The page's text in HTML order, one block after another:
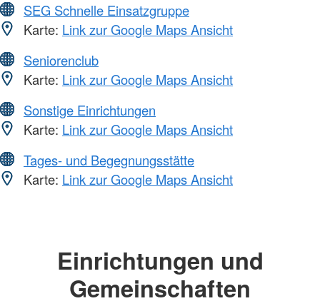
SEG Schnelle Einsatzgruppe
Karte: Link zur Google Maps Ansicht
Seniorenclub
Karte: Link zur Google Maps Ansicht
Sonstige Einrichtungen
Karte: Link zur Google Maps Ansicht
Tages- und Begegnungsstätte
Karte: Link zur Google Maps Ansicht
Einrichtungen und
Gemeinschaften